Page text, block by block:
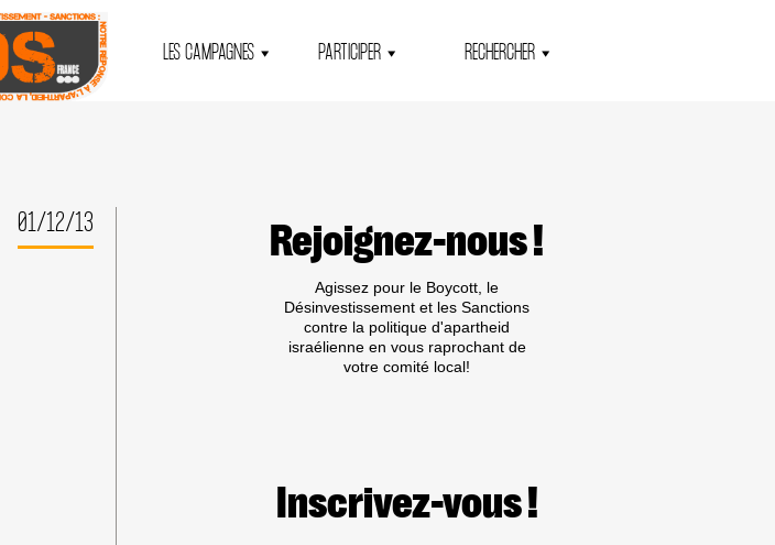
LES CAMPAGNES PARTICIPER RECHERCHER
01/12/13 Rejoignez-nous !
Agissez pour le Boycott, le
Désinvestissement et les Sanctions
contre la politique d'apartheid
israélienne en vous raprochant de
votre comité local!
Inscrivez-vous !